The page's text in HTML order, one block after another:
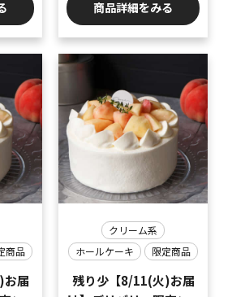
商品詳細をみる
商品
届
クリーム系
ホールケーキ
限定商品
残り少【8/11(火)お届